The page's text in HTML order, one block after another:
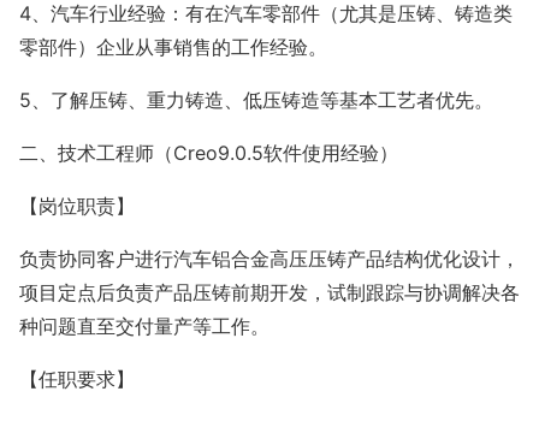
4、汽车行业经验：有在汽车零部件（尤其是压铸、铸造类
零部件）企业从事销售的工作经验。
5、了解压铸、重力铸造、低压铸造等基本工艺者优先。
二、技术工程师（Creo9.0.5软件使用经验）
【岗位职责】
负责协同客户进行汽车铝合金高压压铸产品结构优化设计，
项目定点后负责产品压铸前期开发，试制跟踪与协调解决各
种问题直至交付量产等工作。
【任职要求】